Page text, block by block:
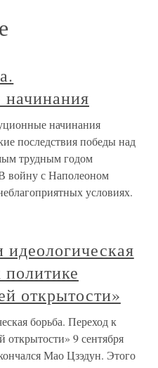
начинания
последствия победы над
трудным годом
войну с Наполеоном
условиях.
открытости»
борьба. Переход к
9 сентября
Мао Цзэдун. Этого